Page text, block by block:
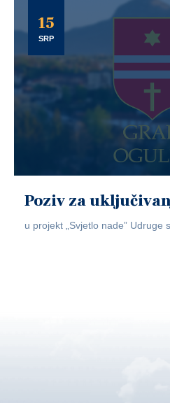
15
SRP
Poziv za
u projekt „Svjetlo nade” Udruge